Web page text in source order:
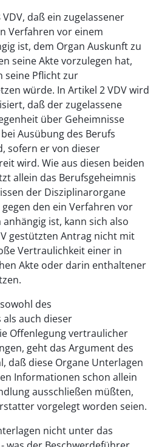
daß ein zugelassener
Verfahren vor einem
ist, dem Organ Auskunft zu
seine Akte vorzulegen hat,
seine Pflicht zur
würde. In Artikel 2 VDV wird
daß der zugelassene
über Geheimnisse
Ausübung des Berufs
sofern er von dieser
wird. Wie aus diesen beiden
allein das Berufsgeheimnis
der Disziplinarorgane
den ein Verfahren vor
ist, kann sich also
gestützten Antrag nicht mit
Vertraulichkeit einer in
Akte oder darin enthaltener
des
auch dieser
Offenlegung vertraulicher
geht das Argument des
daß diese Organe Unterlagen
Informationen schon allein
ausschließen müßten,
vorgelegt worden seien.
nicht unter das